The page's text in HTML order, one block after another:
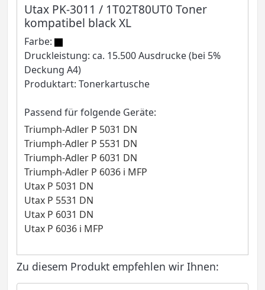
Utax PK-3011 / 1T02T80UT0 Toner
kompatibel black XL
Farbe:
Druckleistung: ca. 15.500 Ausdrucke (bei 5%
Deckung A4)
Produktart: Tonerkartusche
Passend für folgende Geräte:
Triumph-Adler P 5031 DN
Triumph-Adler P 5531 DN
Triumph-Adler P 6031 DN
Triumph-Adler P 6036 i MFP
Utax P 5031 DN
Utax P 5531 DN
Utax P 6031 DN
Utax P 6036 i MFP
Zu diesem Produkt empfehlen wir Ihnen: